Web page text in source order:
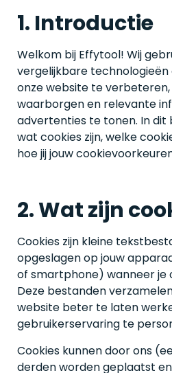
1. Introductie
Welkom bij Effytool! Wij
vergelijkbare
onze website te
waarborgen en relevante
advertenties te tonen. In dit
wat cookies zijn, welke
hoe jij jouw
2. Wat zijn
Cookies zijn kleine
opgeslagen op jouw
of smartphone) wanneer je
Deze bestanden
website beter te laten
gebruikerservaring te
Cookies kunnen door ons
derden worden geplaatst